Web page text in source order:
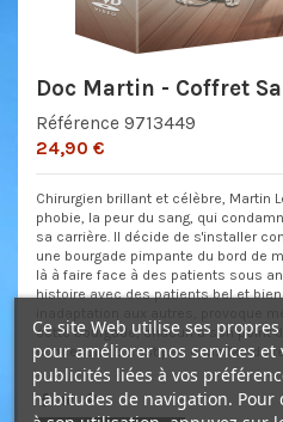
Doc Martin - Coffret
Référence 9713449
24,90 €
Chirurgien brillant et célèbre, Martin
phobie, la peur du sang, qui
sa carrière. Il décide de s'installer
une bourgade pimpante du bord de
là à faire face à des patients sous
histoire avec des patients bel et
cette bourgade, chacun à son point
concessions n'est pas dans l'air du
Ce site Web utilise ses
pour améliorer nos services et
publicités liées à vos
habitudes de navigation.